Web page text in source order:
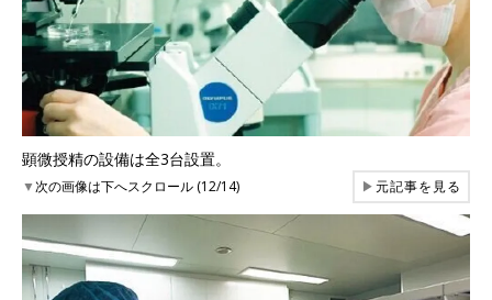
顕微授精の設備は全3台設置。
▼次の画像は下へスクロール (12/14) ▶元記事を見る